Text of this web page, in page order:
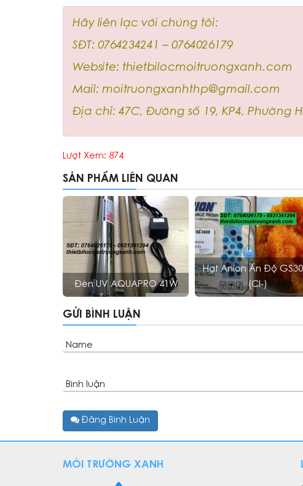
Hãy liên lạc với chúng tôi:
SĐT: 0764234241 – 0764026179
Website: thietbilocmoitruongxanh.com
Mail: moitruongxanhthp@gmail.com
Địa chỉ: 47C, Đường số 19, KP4, Phường
Lượt Xem: 874
SẢN PHẨM LIÊN QUAN
Đèn UV AQUAPRO 41W
Hạt Anion Ấn Độ
(Cl-)
GỬI BÌNH LUẬN
Name
Bình luận
Đăng Bình Luận
MÔI TRƯỜNG XANH